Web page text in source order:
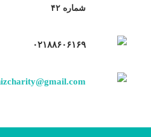
شماره ۴۲
۰۲۱۸۸۶۰۶۱۶۹